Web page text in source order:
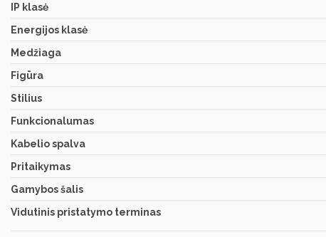
IP klasė
Energijos klasė
Medžiaga
Figūra
Stilius
Funkcionalumas
Kabelio spalva
Pritaikymas
Gamybos šalis
Vidutinis pristatymo terminas